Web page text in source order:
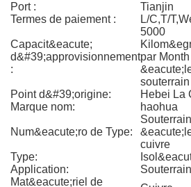
Port :
Tianjin
Termes de paiement :
L/C,T/
Capacit&eacute;
d&#39;approvisionnement
:
5000
par
souterrain
Point d&#39;origine:
Hebei La
Marque nom:
haohua
Num&eacute;ro de Type:
cuivre
Type:
Application:
Souterrain
Mat&eacute;riel de